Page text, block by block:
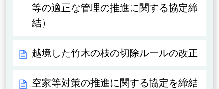
等の適正な管理の推進に関する協定締
結）
越境した竹木の枝の切除ルールの改正
空家等対策の推進に関する協定を締結